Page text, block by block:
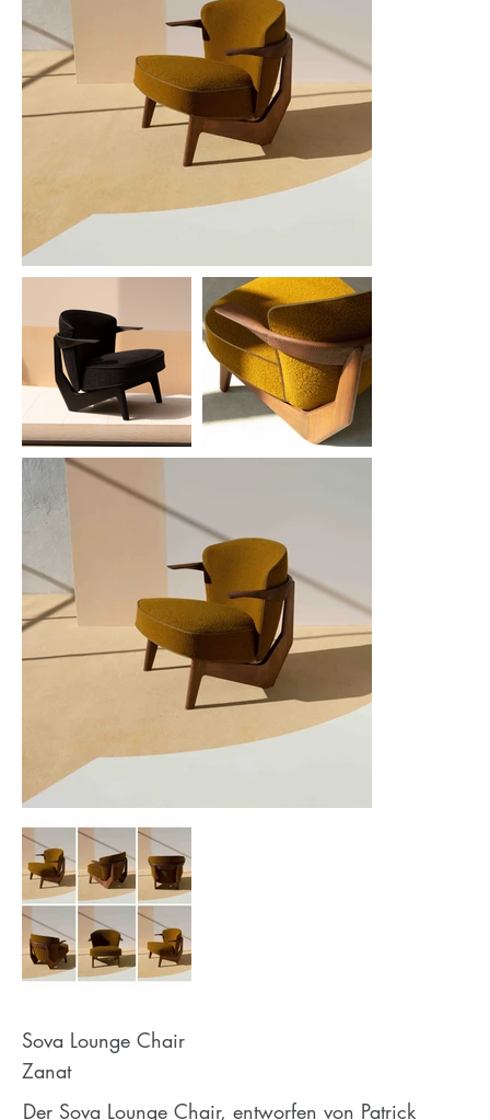
Sova Lounge Chair
Zanat
Der Sova Lounge Chair, entworfen von Patrick